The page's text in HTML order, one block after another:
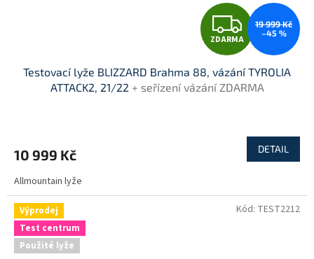
Z
D
A
M
A
ZDARMA
19 999 Kč
–45 %
Testovací lyže BLIZZARD Brahma 88, vázání TYROLIA
ATTACK2, 21/22 + seřízení vázání ZDARMA
10 999 Kč DETAIL
Allmountain lyže
Výprodej
Test centrum
Použité lyže
Kód: TEST2212